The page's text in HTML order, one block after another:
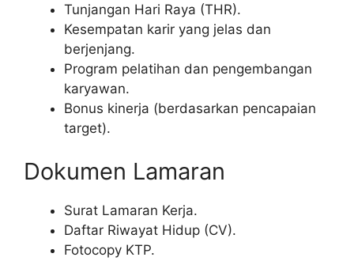
Tunjangan Hari Raya (THR).
Kesempatan karir yang jelas dan
berjenjang.
Program pelatihan dan pengembangan
karyawan.
Bonus kinerja (berdasarkan pencapaian
target).
Dokumen Lamaran
Surat Lamaran Kerja.
Daftar Riwayat Hidup (CV).
Fotocopy KTP.